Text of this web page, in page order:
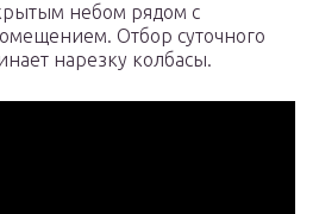
небом рядом с
Отбор суточного
нарезку колбасы.